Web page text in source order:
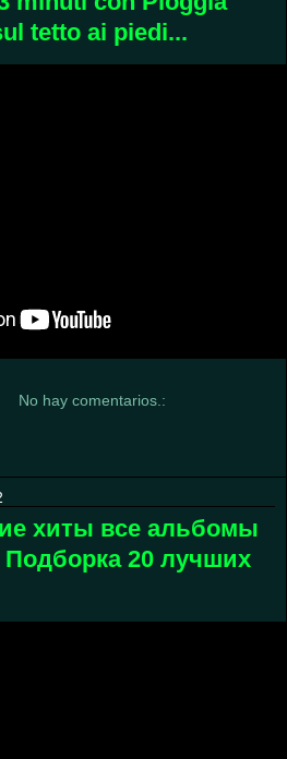
tetto ai piedi...
No hay comentarios.:
хиты все альбомы
20 лучших